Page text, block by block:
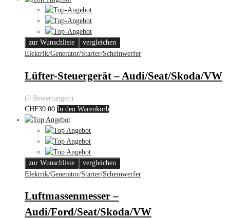
zur Wunschliste
vergleichen
Elektrik/Generator/Starter/Scheinwerfer
Lüfter-Steuergerät – Audi/Seat/Skoda/VW
(0 Bewertungen)
CHF39.00 In den Warenkorb
zur Wunschliste
vergleichen
Elektrik/Generator/Starter/Scheinwerfer
Luftmassenmesser –
Audi/Ford/Seat/Skoda/VW